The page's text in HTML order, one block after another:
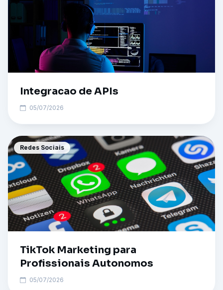
Integracao de APIs
05/07/2026
Redes Sociais
TikTok Marketing para
Profissionais Autonomos
05/07/2026